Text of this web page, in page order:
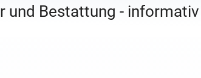
und Bestattung -